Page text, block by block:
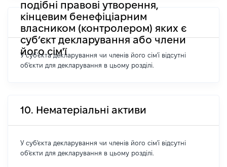
подібні правові утворення,
кінцевим бенефіціарним
власником (контролером) яких є
суб’єкт декларування або члени
його сім'ї
У суб'єкта декларування чи членів його сім'ї відсутні
об'єкти для декларування в цьому розділі.
10. Нематеріальні активи
У суб'єкта декларування чи членів його сім'ї відсутні
об'єкти для декларування в цьому розділі.